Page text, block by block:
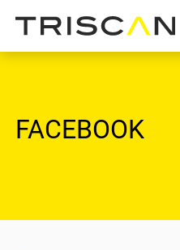
FACEBOOK